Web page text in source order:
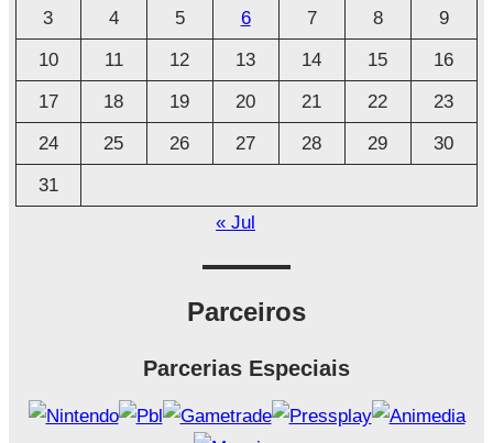
v
o
3
4 5 6 7 8
9
10
11 12 13 14 15
16
17
18 19 20 21 22
23
24
25 26 27 28 29
30
31
« Jul
Parceiros
Parcerias Especiais